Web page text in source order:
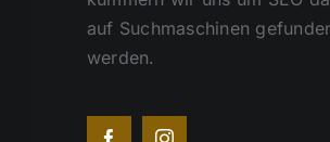
auf Suchmaschinen
werden.